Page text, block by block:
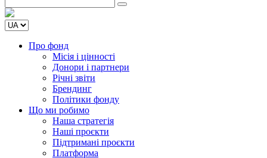
Про фонд
Місія і цінності
Донори і партнери
Річні звіти
Брендинг
Політики фонду
Що ми робимо
Наша стратегія
Наші проєкти
Підтримані проєкти
Платформа